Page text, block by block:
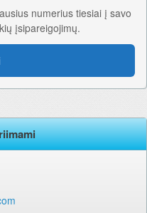
numerius tiesiai į savo
įsipareigojimų.